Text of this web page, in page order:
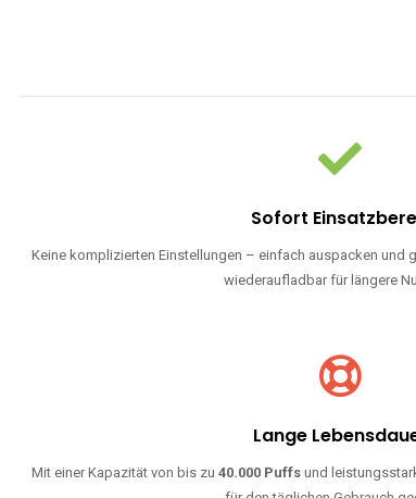
Sofort
Keine komplizierten Einstellungen – einfach auspacken und
wiederaufladbar für längere
Lange
Mit einer Kapazität von bis zu40.000 Puffs und